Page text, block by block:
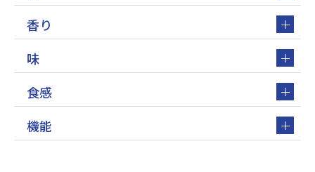
香り
味
食感
機能